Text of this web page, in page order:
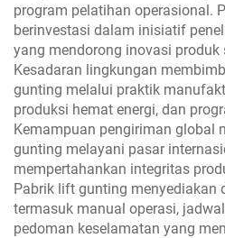
program pelatihan operasional.
berinvestasi dalam inisiatif
yang mendorong inovasi produk
Kesadaran lingkungan
gunting melalui praktik
produksi hemat energi, dan
Kemampuan pengiriman global
gunting melayani pasar
mempertahankan integritas
Pabrik lift gunting menyediakan
termasuk manual operasi,
pedoman keselamatan yang